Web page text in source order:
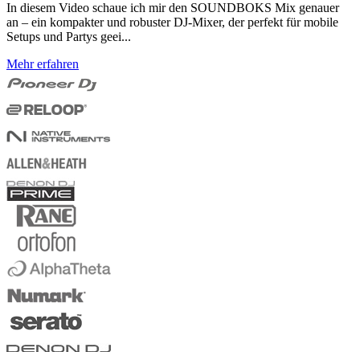
In diesem Video schaue ich mir den SOUNDBOKS Mix genauer
an – ein kompakter und robuster DJ-Mixer, der perfekt für mobile
Setups und Partys geei...
Mehr erfahren